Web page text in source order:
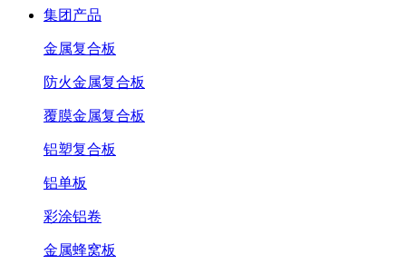
集团产品
金属复合板
防火金属复合板
覆膜金属复合板
铝塑复合板
铝单板
彩涂铝卷
金属蜂窝板